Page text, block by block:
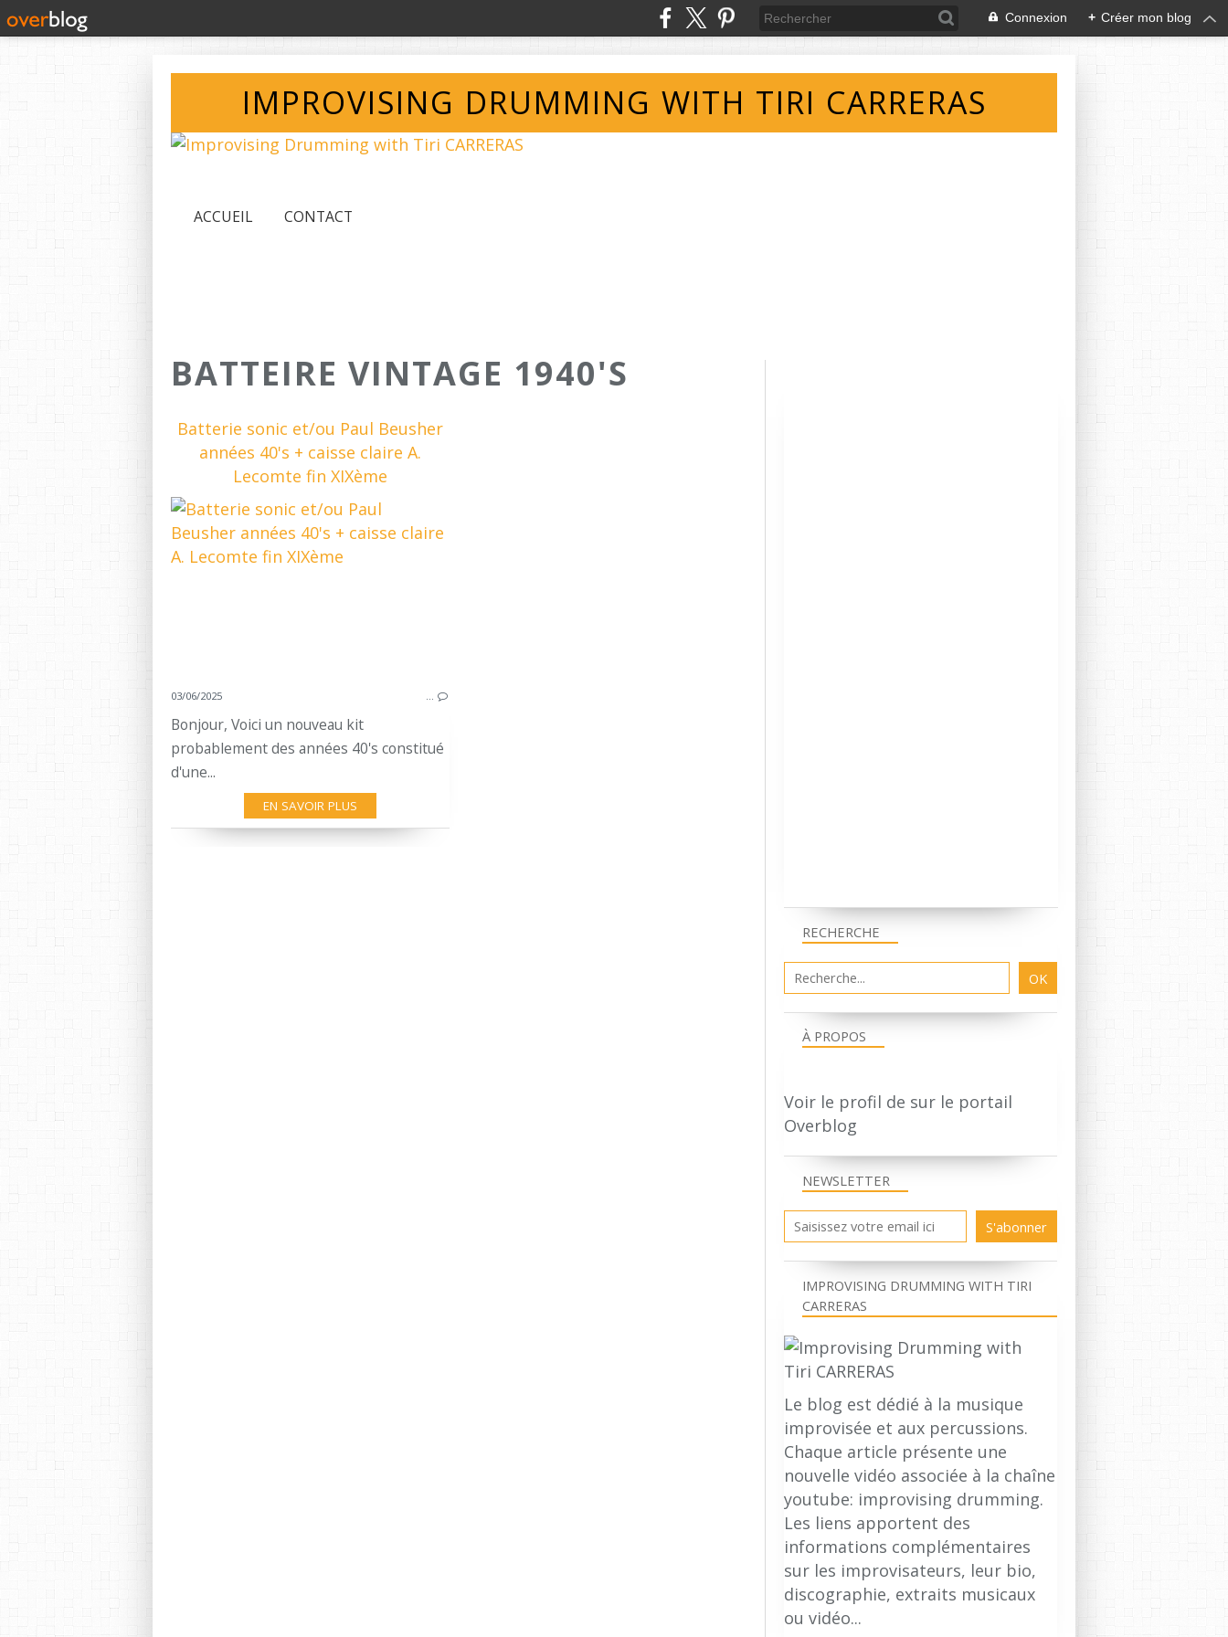
Connexion + Créer mon blog
IMPROVISING DRUMMING WITH TIRI CARRERAS
ACCUEIL CONTACT
BATTEIRE VINTAGE 1940'S
Batterie sonic et/ou Paul Beusher
années 40's + caisse claire A.
Lecomte fin XIXème
03/06/2025 …
Bonjour, Voici un nouveau kit
probablement des années 40's constitué
d'une...
EN SAVOIR PLUS
NEWSLETTER
RECHERCHE
IMPROVISING DRUMMING WITH TIRI
CARRERAS
Le blog est dédié à la musique
improvisée et aux percussions.
Chaque article présente une
nouvelle vidéo associée à la chaîne
youtube: improvising drumming.
Les liens apportent des
informations complémentaires
sur les improvisateurs, leur bio,
discographie, extraits musicaux
ou vidéo...
À PROPOS
Voir le profil de sur le portail
Overblog